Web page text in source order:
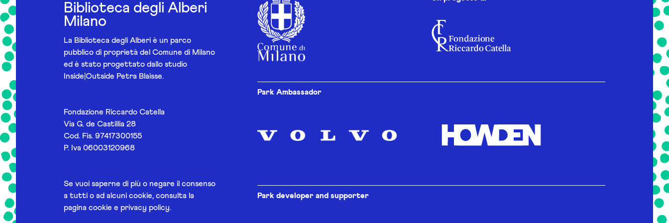
Biblioteca degli Alberi
Milano
La Biblioteca degli Alberi è un parco
pubblico di proprietà del Comune di Milano
ed è stato progettato dallo studio
Inside|Outside Petra Blaisse.
Fondazione Riccardo Catella
Via G. de Castillia 28
Cod. Fis. 97417300155
P. Iva 06003120968
Se vuoi saperne di più o negare il consenso
a tutti o ad alcuni cookie, consulta la
pagina cookie e privacy policy.
Park Ambassador
Park developer and supporter